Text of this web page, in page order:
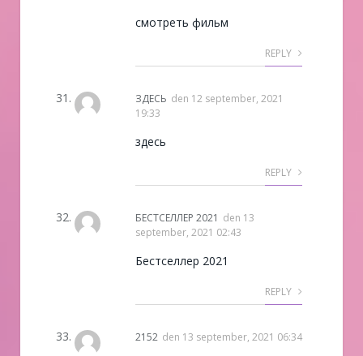
смотреть фильм
REPLY
ЗДЕСЬ den 12 september, 2021
19:33
здесь
REPLY
БЕСТСЕЛЛЕР 2021 den 13
september, 2021 02:43
Бестселлер 2021
REPLY
2152 den 13 september, 2021 06:34